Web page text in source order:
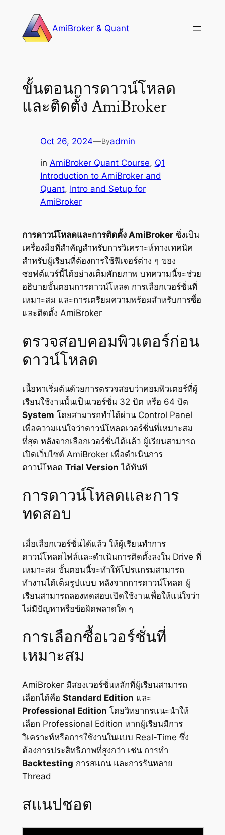
content
AmiBroker & Quant
ขั้นตอนการดาวน์โหลด
และติดตั้ง AmiBroker
Oct 26, 2024—Byadmin
in AmiBroker Quant Course, Q1
Introduction to AmiBroker and
Quant, Intro and Setup for
AmiBroker
การดาวน์โหลดและการติดตั้ง AmiBrokerซึ่งเป็น
เครื่องมือที่สำคัญสำหรับการวิเคราะห์ทางเทคนิค
สำหรับผู้เรียนที่ต้องการใช้ฟีเจอร์ต่าง ๆ ของ
ซอฟต์แวร์นี้ได้อย่างเต็มศักยภาพ บทความนี้จะช่วย
อธิบายขั้นตอนการดาวน์โหลด การเลือกเวอร์ชั่นที่
เหมาะสม และการเตรียมความพร้อมสำหรับการซื้อ
และติดตั้ง AmiBroker
ตรวจสอบคอมพิวเตอร์ก่อน
ดาวน์โหลด
เนื้อหาเริ่มต้นด้วยการตรวจสอบว่าคอมพิวเตอร์ที่ผู้
เรียนใช้งานนั้นเป็นเวอร์ชั่น 32 บิต หรือ 64 บิต
System โดยสามารถทำได้ผ่าน Control Panel
เพื่อความแน่ใจว่าดาวน์โหลดเวอร์ชั่นที่เหมาะสม
ที่สุด หลังจากเลือกเวอร์ชั่นได้แล้ว ผู้เรียนสามารถ
เปิดเว็บไซต์ AmiBroker เพื่อดำเนินการ
ดาวน์โหลด Trial Version ได้ทันที
การดาวน์โหลดและการ
ทดสอบ
เมื่อเลือกเวอร์ชั่นได้แล้ว ให้ผู้เรียนทำการ
ดาวน์โหลดไฟล์และดำเนินการติดตั้งลงใน Drive ที่
เหมาะสม ขั้นตอนนี้จะทำให้โปรแกรมสามารถ
ทำงานได้เต็มรูปแบบ หลังจากการดาวน์โหลด ผู้
เรียนสามารถลองทดสอบเปิดใช้งานเพื่อให้แน่ใจว่า
ไม่มีปัญหาหรือข้อผิดพลาดใด ๆ
การเลือกซื้อเวอร์ชั่นที่
เหมาะสม
AmiBroker มีสองเวอร์ชั่นหลักที่ผู้เรียนสามารถ
เลือกได้คือ Standard Edition และ
Professional Edition โดยวิทยากรแนะนำให้
เลือก Professional Edition หากผู้เรียนมีการ
วิเคราะห์หรือการใช้งานในแบบ Real-Time ซึ่ง
ต้องการประสิทธิภาพที่สูงกว่า เช่น การทำ
Backtesting การสแกน และการรันหลาย
Thread
สแนปชอต